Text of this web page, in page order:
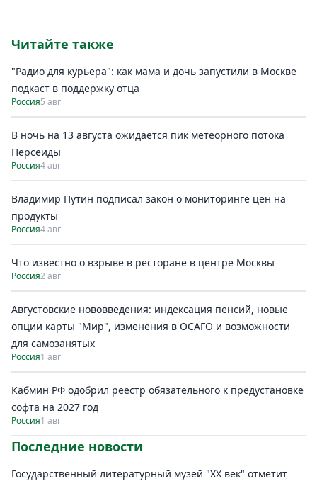
Читайте также
"Радио для курьера": как мама и дочь запустили в Москве
подкаст в поддержку отца
Россия5 авг
В ночь на 13 августа ожидается пик метеорного потока
Персеиды
Россия4 авг
Владимир Путин подписал закон о мониторинге цен на
продукты
Россия4 авг
Что известно о взрыве в ресторане в центре Москвы
Россия2 авг
Августовские нововведения: индексация пенсий, новые
опции карты "Мир", изменения в ОСАГО и возможности
для самозанятых
Россия1 авг
Кабмин РФ одобрил реестр обязательного к предустановке
софта на 2027 год
Россия1 авг
Последние новости
Государственный литературный музей "ХХ век" отметит